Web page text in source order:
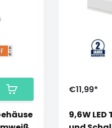
€11,99*
9,6W